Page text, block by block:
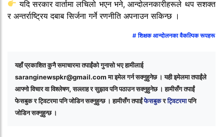
यदि सरकार वार्तामा लचिलो भएन भने, आन्दोलनकारीहरूले थप सशक्त
र अन्तर्राष्ट्रिय दबाब सिर्जना गर्ने रणनीति अपनाउन सकिन्छ ।
शिक्षक आन्दोलनका वैकल्पिक रूपहरू
यहाँ प्रकाशित कुनै समाचारमा तपाईंको गुनासो भए हामीलाई
saranginewspkr@gmail.comमा इमेल गर्न सक्नुहुनेछ । यही इमेलमा तपाईंले
आफ्नो विचार वा विश्लेषण, सल्लाह र सुझाव पनि पठाउन सक्नुहुनेछ । हामीसँग तपाईं
फेसबुक र ट्विटरमा पनि जोडिन सक्नुहुन्छ । हामीसँग तपाईंफेसबुकरट्विटरमापनि
जोडिन सक्नुहुन्छ ।